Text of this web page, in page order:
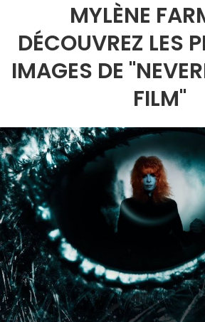
MYLÈNE
DÉCOUVREZ LES
IMAGES DE
FILM"